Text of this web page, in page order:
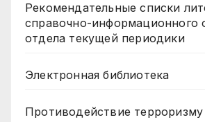
Рекомендательные списки
справочно-информационного
отдела текущей периодики
Электронная библиотека
Противодействие терроризму